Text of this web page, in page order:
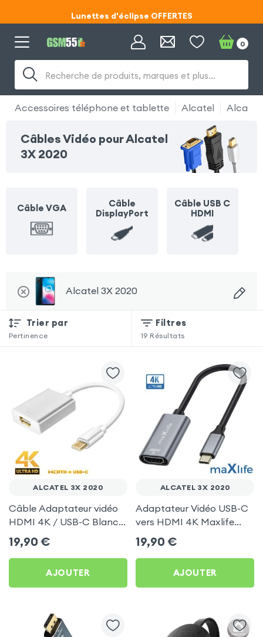
Lunettes d'éclipse OFFERTES
Code ECLIPSE55
Code ECLIPSE55
Recherche de produits, marques et plus…
0
Accessoires téléphone et tablette Alcatel Alcatel
Câbles Vidéo pour Alcatel
3X 2020
Câble VGA
Câble
DisplayPort
Câble USB C
HDMI
Alcatel 3X 2020
Trier par
Pertinence
Filtres
19 Résultats
ALCATEL 3X 2020
Câble Adaptateur vidéo
HDMI 4K / USB-C Blanc
pour Alcatel 3X 2020
19,90 €
AJOUTER
ALCATEL 3X 2020
Adaptateur Vidéo USB-C
vers HDMI 4K Maxlife
Gris pour Alcatel 3X 2020
19,90 €
AJOUTER